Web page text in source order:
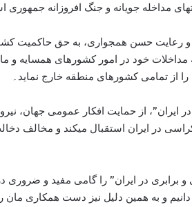
مداخله جويانه و جنگ افروزانە جمھوری
و رعايت حسن ھمجوارى، بە حق حاکمیت
مداخلات خود در امور کشورھاى ھمسايه
از تمامى کشورھاى منطقه خارج نمايد۔
ایران”، از حمایت افکار عمومى جھان،
در ايران استقبال میکند و مخالف
برابری در ايران” را گامی مفيد و ضروری
و به همين دليل نيز دست همکاری مان